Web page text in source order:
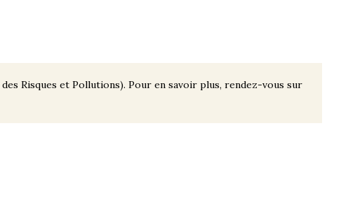
Risques et Pollutions). Pour en savoir plus, rendez-vous sur